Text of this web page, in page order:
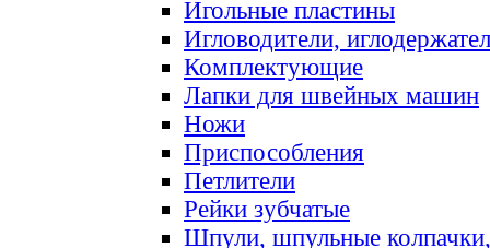
Игольные пластины
Игловодители,
Комплектующие
Лапки для швейных машин
Ножи
Приспособления
Петлители
Рейки зубчатые
Шпули, шпульные